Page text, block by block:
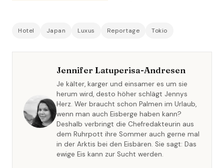
Hotel Japan Luxus Reportage Tokio
Jennifer Latuperisa-Andresen
Je kälter, karger und einsamer es um sie
herum wird, desto höher schlägt Jennys
Herz. Wer braucht schon Palmen im Urlaub,
wenn man auch Eisberge haben kann?
Deshalb verbringt die Chefredakteurin aus
dem Ruhrpott ihre Sommer auch gerne mal
in der Arktis bei den Eisbären. Sie sagt: Das
ewige Eis kann zur Sucht werden.